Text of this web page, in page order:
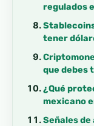
regulados
tener
que debes
¿Qué
mexicano
Señales